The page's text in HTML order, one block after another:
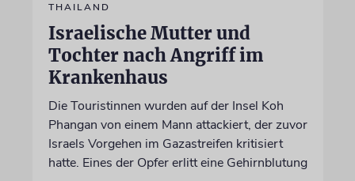
THAILAND
Israelische Mutter und
Tochter nach Angriff im
Krankenhaus
Die Touristinnen wurden auf der Insel Koh
Phangan von einem Mann attackiert, der zuvor
Israels Vorgehen im Gazastreifen kritisiert
hatte. Eines der Opfer erlitt eine Gehirnblutung